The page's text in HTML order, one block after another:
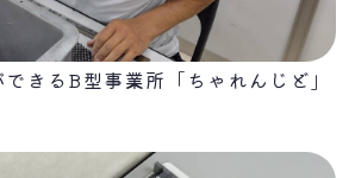
きるB型事業所「ちゃれんじど」